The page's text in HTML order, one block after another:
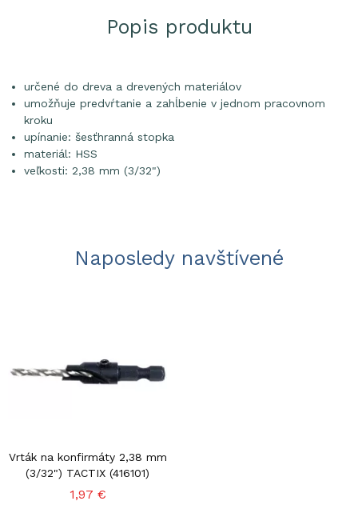
Popis produktu
určené do dreva a drevených materiálov
umožňuje predvŕtanie a zahĺbenie v jednom pracovnom
kroku
upínanie: šesťhranná stopka
materiál: HSS
veľkosti: 2,38 mm (3/32")
Naposledy navštívené
Vrták na konfirmáty 2,38 mm
(3/32") TACTIX (416101)
1,97 €